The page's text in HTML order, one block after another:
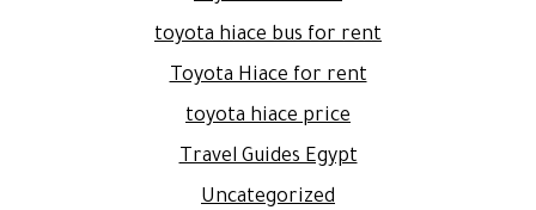
toyota hiace bus for rent
Toyota Hiace for rent
toyota hiace price
Travel Guides Egypt
Uncategorized